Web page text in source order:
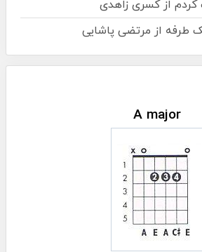
از کسری زاهدی
طرفه از مرتضی پاشایی
A major